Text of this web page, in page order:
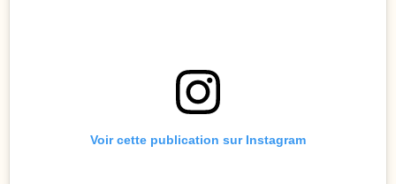
Voir cette publication sur Instagram